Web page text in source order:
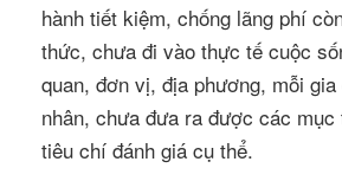
hành tiết kiệm, chống lãng phí
thức, chưa đi vào thực tế cuộc
quan, đơn vị, địa phương, mỗi
nhân, chưa đưa ra được các
tiêu chí đánh giá cụ thể.